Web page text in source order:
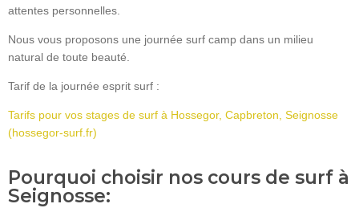
attentes personnelles.
Nous vous proposons une journée surf camp dans un milieu
natural de toute beauté.
Tarif de la journée esprit surf :
Tarifs pour vos stages de surf à Hossegor, Capbreton, Seignosse
(hossegor-surf.fr)
Pourquoi choisir nos cours de surf à
Seignosse: